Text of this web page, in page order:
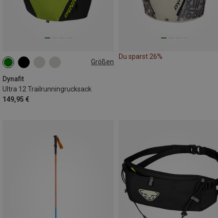
Größen
Dynafit
Ultra 12 Trailrunningrucksack
149,95 €
12L | S 12L | XL
12L | XS
12L | M
Du sparst 26%